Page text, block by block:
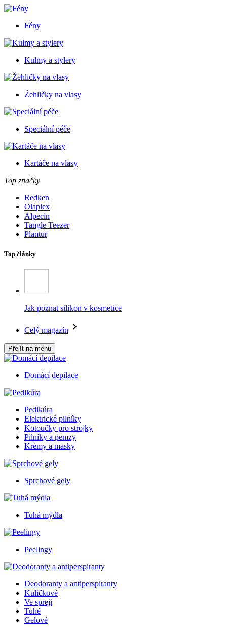
Fény
Kulmy a stylery
Žehličky na vlasy
Speciální péče
Kartáče na vlasy
Top značky
Redken
Olaplex
Alpecin
Tangle Teezer
Plantur
Top články
Jak poznat silikon v kosmetice
Celý magazín
Přejít na menu
Domácí depilace
Pedikúra
Elektrické pilníky
Kotoučky pro strojky
Pilníky a pemzy
Krémy a masky
Sprchové gely
Tuhá mýdla
Peelingy
Deodoranty a antiperspiranty
Kuličkové
Ve spreji
Tuhé
Gelové